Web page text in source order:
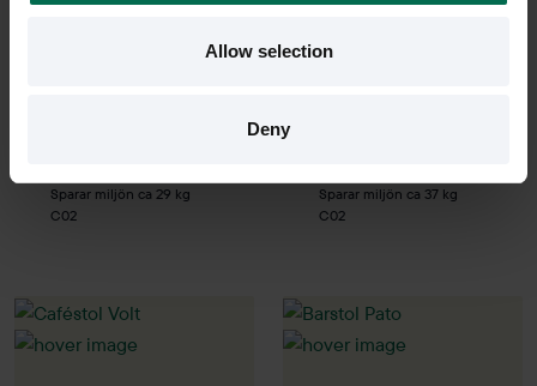
Allow selection
Deny
Sparar miljön ca 29 kg
C02
Sparar miljön ca 37 kg
C02